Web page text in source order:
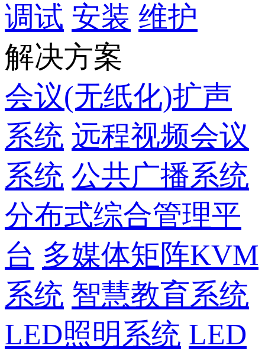
调试 安装 维护
解决方案
会议(无纸化)扩声
系统 远程视频会议
系统 公共广播系统
分布式综合管理平
台 多媒体矩阵KVM
系统 智慧教育系统
LED照明系统 LED